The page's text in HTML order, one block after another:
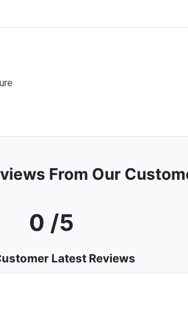
From Our
0 /5
Latest Reviews